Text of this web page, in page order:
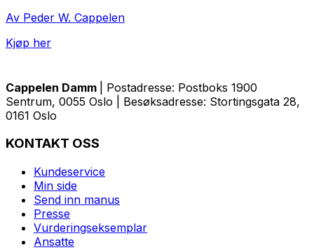
Av Peder W. Cappelen
Kjøp her
Cappelen Damm
| Postadresse: Postboks 1900
Sentrum, 0055 Oslo | Besøksadresse: Stortingsgata 28,
0161 Oslo
KONTAKT OSS
Kundeservice
Min side
Send inn manus
Presse
Vurderingseksemplar
Ansatte